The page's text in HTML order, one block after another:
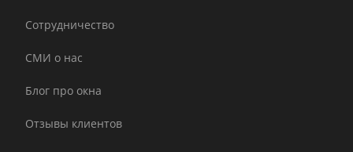
Сотрудничество
СМИ о нас
Блог про окна
Отзывы клиентов